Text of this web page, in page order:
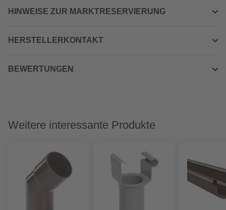
HINWEISE ZUR MARKTRESERVIERUNG
HERSTELLERKONTAKT
BEWERTUNGEN
Weitere interessante Produkte